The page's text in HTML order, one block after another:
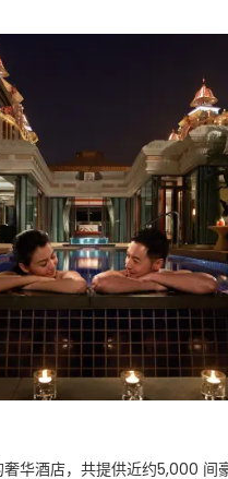
华酒店，共提供近约5,000 间